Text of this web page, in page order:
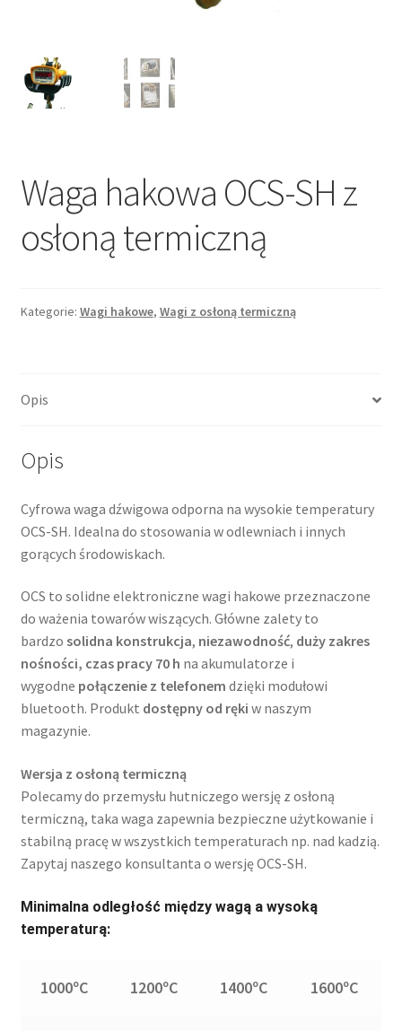
Waga hakowa OCS-SH z
osłoną termiczną
Kategorie: Wagi hakowe, Wagi z osłoną termiczną
Opis
Opis
Cyfrowa waga dźwigowa odporna na wysokie temperatury
OCS-SH. Idealna do stosowania w odlewniach i innych
gorących środowiskach.
OCS to solidne elektroniczne wagi hakowe przeznaczone
do ważenia towarów wiszących. Główne zalety to
bardzo solidna konstrukcja, niezawodność, duży zakres
nośności, czas pracy 70 h na akumulatorze i
wygodne połączenie z telefonem dzięki modułowi
bluetooth. Produkt dostępny od ręki w naszym
magazynie.
Wersja z osłoną termiczną
Polecamy do przemysłu hutniczego wersję z osłoną
termiczną, taka waga zapewnia bezpieczne użytkowanie i
stabilną pracę w wszystkich temperaturach np. nad kadzią.
Zapytaj naszego konsultanta o wersję OCS-SH.
Minimalna odległość między wagą a wysoką
temperaturą:
1000ºC 1200ºC 1400ºC 1600ºC